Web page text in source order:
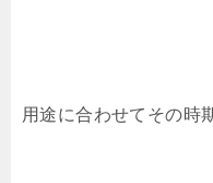
用途に合わせてその時